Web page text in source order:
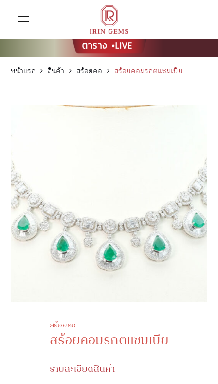
หน้าแรก สินค้า สร้อยคอ สร้อยคอมรกตแซมเบีย
สร้อยคอ
สร้อยคอมรกตแซมเบีย
รายละเอียดสินค้า